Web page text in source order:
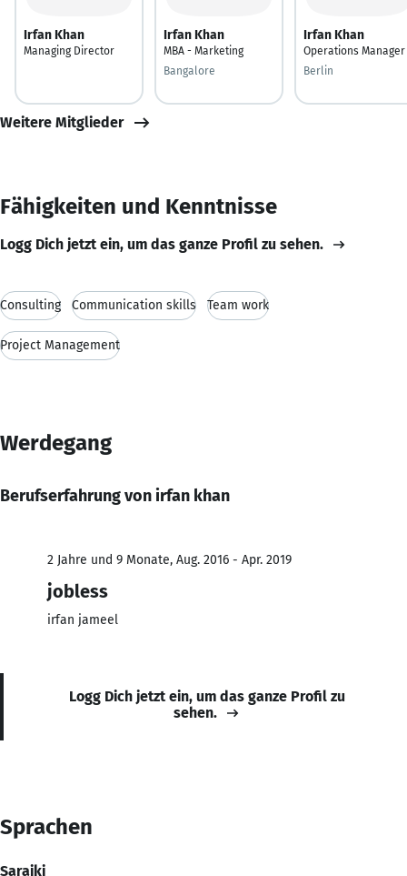
Irfan Khan
Managing Director
Irfan Khan
MBA - Marketing
Bangalore
Irfan Khan
Operations Manager
Berlin
Weitere Mitglieder
Fähigkeiten und Kenntnisse
Logg Dich jetzt ein, um das ganze Profil zu sehen.
Consulting Communication skills Team work
Project Management
Werdegang
Berufserfahrung von irfan khan
2 Jahre und 9 Monate, Aug. 2016 - Apr. 2019
jobless
irfan jameel
Logg Dich jetzt ein, um das ganze Profil zu
sehen.
Sprachen
Saraiki